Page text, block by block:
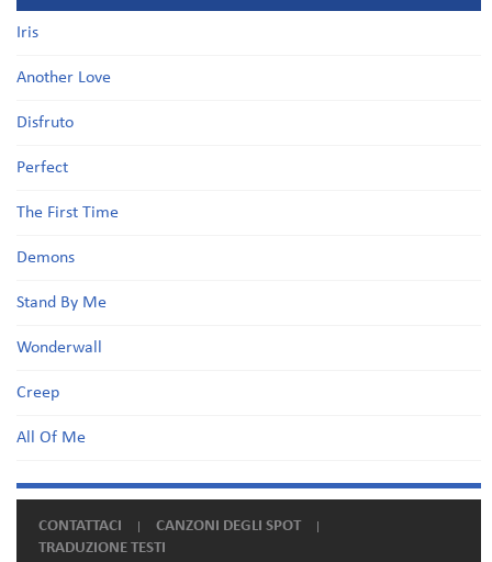
Iris
Another Love
Disfruto
Perfect
The First Time
Demons
Stand By Me
Wonderwall
Creep
All Of Me
CONTATTACI
CANZONI DEGLI SPOT
TRADUZIONE TESTI